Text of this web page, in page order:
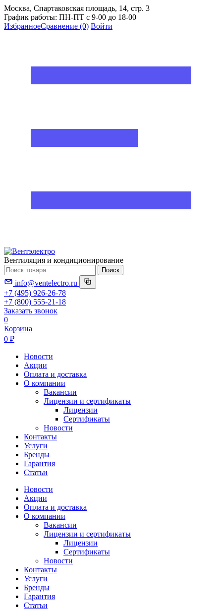
Москва, Спартаковская площадь, 14, стр. 3
График работы: ПН-ПТ с 9-00 до 18-00
ИзбранноеСравнение (0) Войти
Вентиляция и кондиционирование
Поиск
info@ventelectro.ru
+7 (495) 926-26-78
+7 (800) 555-21-18
Заказать звонок
0
Корзина
0 ₽
Новости
Акции
Оплата и доставка
О компании
Вакансии
Лицензии и сертификаты
Лицензии
Сертификаты
Новости
Контакты
Услуги
Бренды
Гарантия
Статьи
Новости
Акции
Оплата и доставка
О компании
Вакансии
Лицензии и сертификаты
Лицензии
Сертификаты
Новости
Контакты
Услуги
Бренды
Гарантия
Статьи